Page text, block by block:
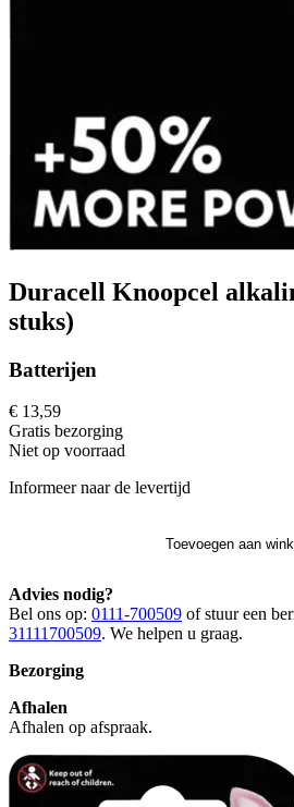
Duracell Knoopcel
stuks)
Batterijen
€ 13,59
Gratis bezorging
Niet op voorraad
Informeer naar de levertijd
Toevoegen aan
Advies nodig?
Bel ons op: 0111-700509 of stuur een
31111700509. We helpen u graag.
Bezorging
Afhalen
Afhalen op afspraak.